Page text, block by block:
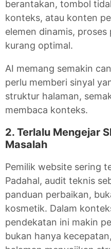
berantakan, tombol
konteks, atau konten
elemen dinamis,
kurang optimal.
AI memang semakin
perlu memberi sinyal
struktur halaman,
membaca konteks.
2. Terlalu Mengejar
Masalah
Pemilik website sering
Padahal, audit teknis
panduan perbaikan,
kosmetik. Dalam
pendekatan ini makin
bukan hanya